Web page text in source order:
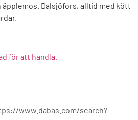
Dalsjöfors, alltid med kött
för att handla.
www.dabas.com/search?